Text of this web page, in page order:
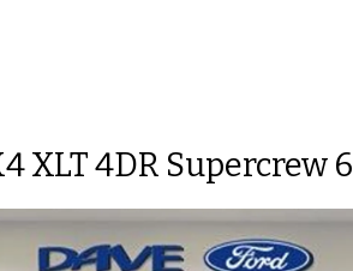
XLT 4DR Supercrew